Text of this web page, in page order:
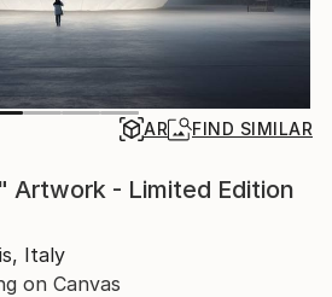
AR FIND SIMILAR
Artwork - Limited Edition
Italy
on Canvas